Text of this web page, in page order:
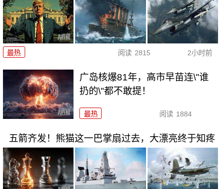
最热 阅读 2815 2小时前
广岛核爆81年，高市早苗连\"谁
扔的\"都不敢提！
最热 阅读 1884
五箭齐发！熊猫这一巴掌扇过去，大漂亮终于知疼